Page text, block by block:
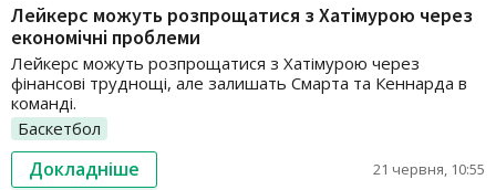
Лейкерс можуть розпрощатися з Хатімурою через
економічні проблеми
Лейкерс можуть розпрощатися з Хатімурою через
фінансові труднощі, але залишать Смарта та Кеннарда в
команді.
Баскетбол
Докладніше 21 червня, 10:55